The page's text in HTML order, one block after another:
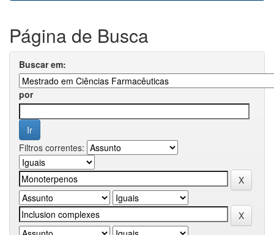
Página de Busca
Buscar em:
por
Filtros correntes: